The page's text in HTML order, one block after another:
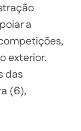
a
exterior.
das
(6),